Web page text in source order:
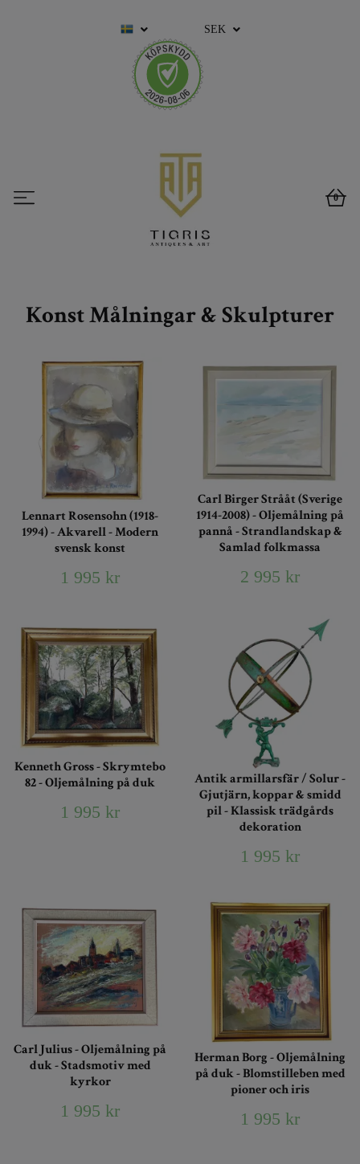
SEK
0
Konst Målningar & Skulpturer
Lennart Rosensohn (1918-
1994) - Akvarell - Modern
svensk konst
1 995 kr
Carl Birger Strååt (Sverige
1914-2008) - Oljemålning på
pannå - Strandlandskap &
Samlad folkmassa
2 995 kr
Kenneth Gross - Skrymtebo
82 - Oljemålning på duk
1 995 kr
Antik armillarsfär / Solur -
Gjutjärn, koppar & smidd
pil - Klassisk trädgårds
dekoration
1 995 kr
Carl Julius - Oljemålning på
duk - Stadsmotiv med
kyrkor
1 995 kr
Herman Borg - Oljemålning
på duk - Blomstilleben med
pioner och iris
1 995 kr